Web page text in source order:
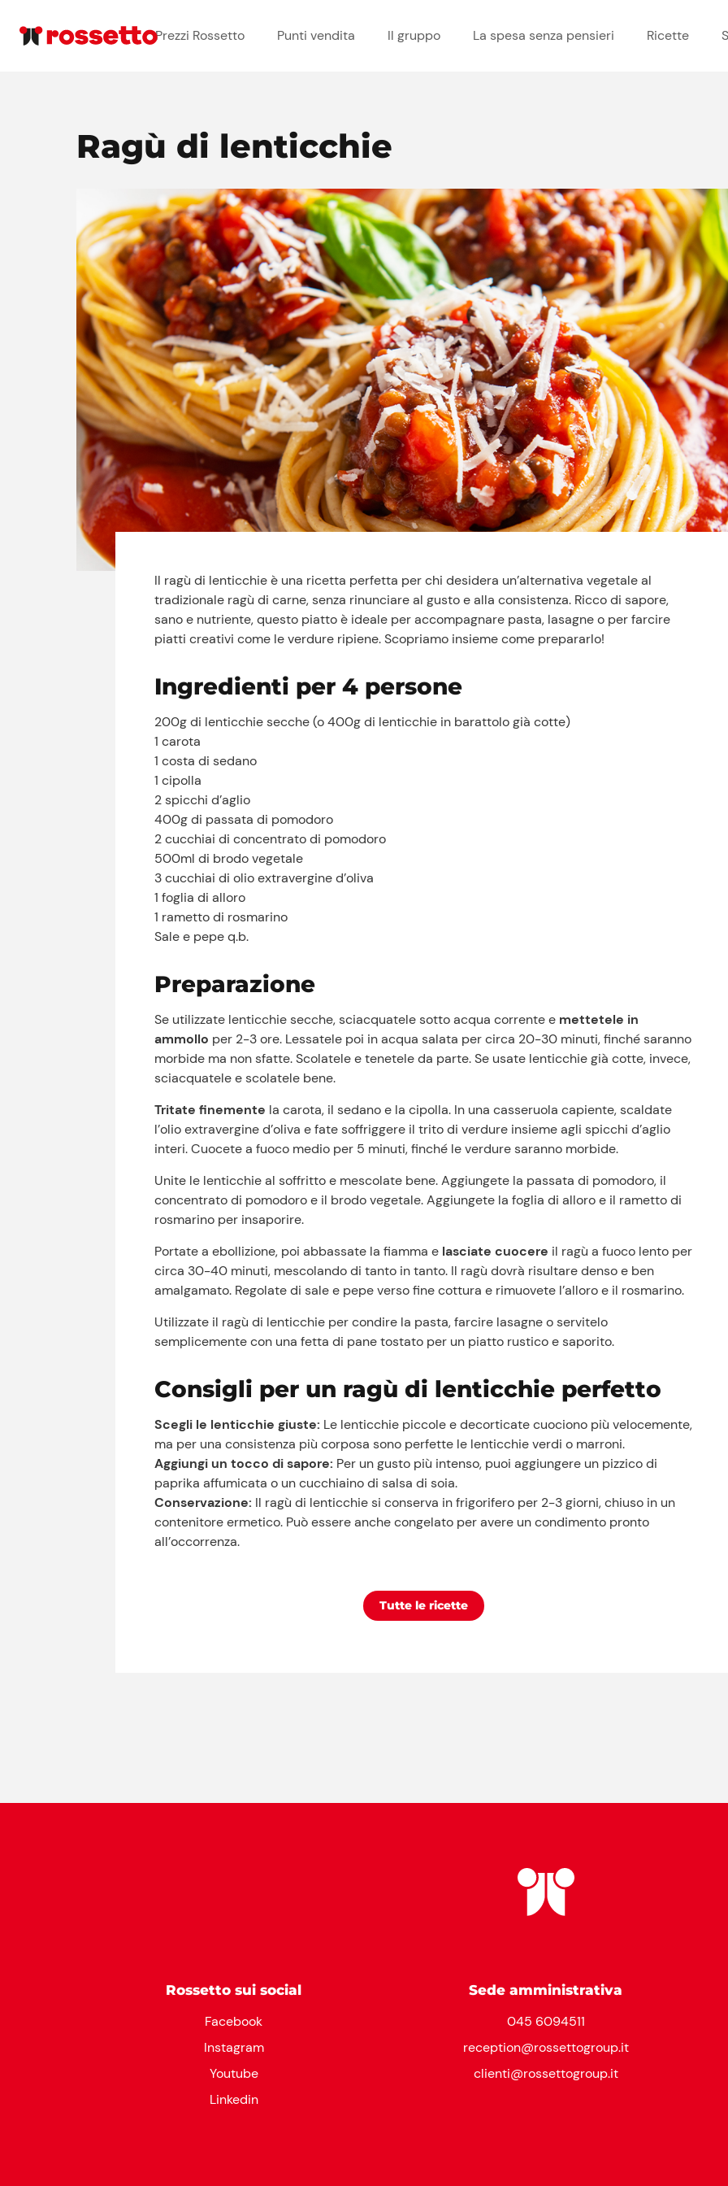
Prezzi Rossetto Punti vendita Il gruppo La spesa senza pensieri Ricette
Il gruppo
Ricette
Storie
Lavora con noi
Shop
Ragù di lenticchie
Il ragù di lenticchie è una ricetta perfetta per chi desidera un’alternativa vegetale al
tradizionale ragù di carne, senza rinunciare al gusto e alla consistenza. Ricco di sapore,
sano e nutriente, questo piatto è ideale per accompagnare pasta, lasagne o per farcire
piatti creativi come le verdure ripiene. Scopriamo insieme come prepararlo!
Ingredienti per 4 persone
200g di lenticchie secche (o 400g di lenticchie in barattolo già cotte)
1 carota
1 costa di sedano
1 cipolla
2 spicchi d’aglio
400g di passata di pomodoro
2 cucchiai di concentrato di pomodoro
500ml di brodo vegetale
3 cucchiai di olio extravergine d’oliva
1 foglia di alloro
1 rametto di rosmarino
Sale e pepe q.b.
Preparazione
Se utilizzate lenticchie secche, sciacquatele sotto acqua corrente e mettetele in
ammollo per 2-3 ore. Lessatele poi in acqua salata per circa 20-30 minuti, finché saranno
morbide ma non sfatte. Scolatele e tenetele da parte. Se usate lenticchie già cotte, invece,
sciacquatele e scolatele bene.
Tritate finemente la carota, il sedano e la cipolla. In una casseruola capiente, scaldate
l’olio extravergine d’oliva e fate soffriggere il trito di verdure insieme agli spicchi d’aglio
interi. Cuocete a fuoco medio per 5 minuti, finché le verdure saranno morbide.
Unite le lenticchie al soffritto e mescolate bene. Aggiungete la passata di pomodoro, il
concentrato di pomodoro e il brodo vegetale. Aggiungete la foglia di alloro e il rametto di
rosmarino per insaporire.
Portate a ebollizione, poi abbassate la fiamma e lasciate cuocere il ragù a fuoco lento per
circa 30-40 minuti, mescolando di tanto in tanto. Il ragù dovrà risultare denso e ben
amalgamato. Regolate di sale e pepe verso fine cottura e rimuovete l’alloro e il rosmarino.
Utilizzate il ragù di lenticchie per condire la pasta, farcire lasagne o servitelo
semplicemente con una fetta di pane tostato per un piatto rustico e saporito.
Consigli per un ragù di lenticchie perfetto
Scegli le lenticchie giuste: Le lenticchie piccole e decorticate cuociono più velocemente,
ma per una consistenza più corposa sono perfette le lenticchie verdi o marroni.
Aggiungi un tocco di sapore: Per un gusto più intenso, puoi aggiungere un pizzico di
paprika affumicata o un cucchiaino di salsa di soia.
Conservazione: Il ragù di lenticchie si conserva in frigorifero per 2-3 giorni, chiuso in un
contenitore ermetico. Può essere anche congelato per avere un condimento pronto
all’occorrenza.
Tutte le ricette
Rossetto sui social
Facebook
Instagram
Youtube
Linkedin
Sede amministrativa
045 6094511
reception@rossettogroup.it
clienti@rossettogroup.it